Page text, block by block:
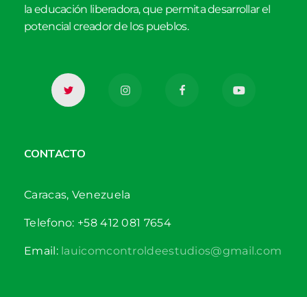
la educación liberadora, que permita desarrollar el
potencial creador de los pueblos.
CONTACTO
Caracas, Venezuela
Telefono: +58 412 081 7654
Email:lauicomcontroldeestudios@gmail.com